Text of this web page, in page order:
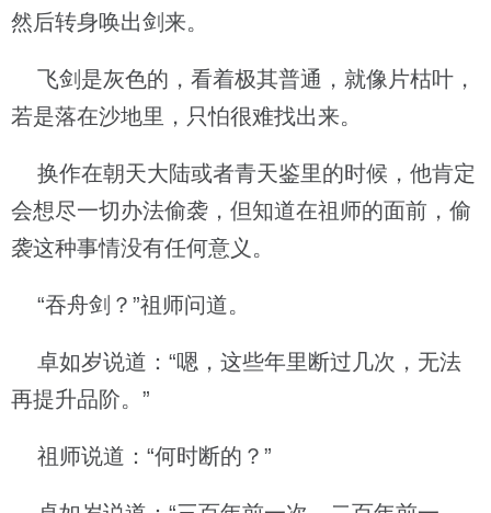
然后转身唤出剑来。
飞剑是灰色的，看着极其普通，就像片枯叶，
若是落在沙地里，只怕很难找出来。
换作在朝天大陆或者青天鉴里的时候，他肯定
会想尽一切办法偷袭，但知道在祖师的面前，偷
袭这种事情没有任何意义。
“吞舟剑？”祖师问道。
卓如岁说道：“嗯，这些年里断过几次，无法
再提升品阶。”
祖师说道：“何时断的？”